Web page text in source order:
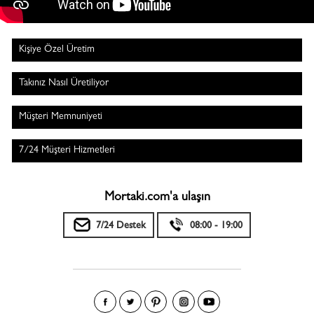
Kişiye Özel Üretim
Takınız Nasıl Üretiliyor
Müşteri Memnuniyeti
7/24 Müşteri Hizmetleri
Mortaki.com'a ulaşın
7/24 Destek 08:00 - 19:00